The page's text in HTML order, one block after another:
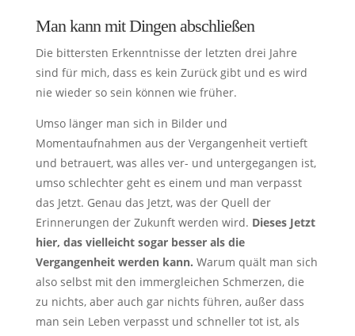
Man kann mit Dingen abschließen
Die bittersten Erkenntnisse der letzten drei Jahre
sind für mich, dass es kein Zurück gibt und es wird
nie wieder so sein können wie früher.
Umso länger man sich in Bilder und
Momentaufnahmen aus der Vergangenheit vertieft
und betrauert, was alles ver- und untergegangen ist,
umso schlechter geht es einem und man verpasst
das Jetzt. Genau das Jetzt, was der Quell der
Erinnerungen der Zukunft werden wird. Dieses Jetzt
hier, das vielleicht sogar besser als die
Vergangenheit werden kann. Warum quält man sich
also selbst mit den immergleichen Schmerzen, die
zu nichts, aber auch gar nichts führen, außer dass
man sein Leben verpasst und schneller tot ist, als